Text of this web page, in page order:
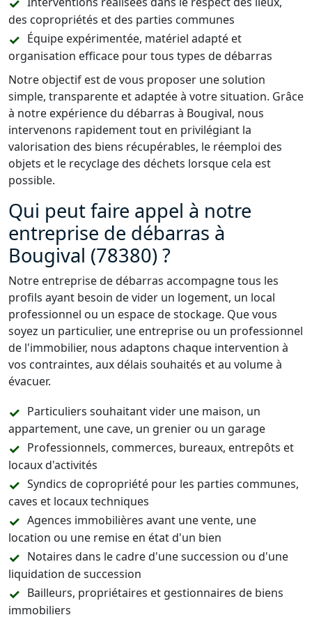
des copropriétés et des parties communes
Équipe expérimentée, matériel adapté et
organisation efficace pour tous types de débarras
Notre objectif est de vous proposer une solution
simple, transparente et adaptée à votre situation. Grâce
à notre expérience du débarras à Bougival, nous
intervenons rapidement tout en privilégiant la
valorisation des biens récupérables, le réemploi des
objets et le recyclage des déchets lorsque cela est
possible.
Qui peut faire appel à notre
entreprise de débarras à
Bougival (78380) ?
Notre entreprise de débarras accompagne tous les
profils ayant besoin de vider un logement, un local
professionnel ou un espace de stockage. Que vous
soyez un particulier, une entreprise ou un professionnel
de l'immobilier, nous adaptons chaque intervention à
vos contraintes, aux délais souhaités et au volume à
évacuer.
Particuliers souhaitant vider une maison, un
appartement, une cave, un grenier ou un garage
Professionnels, commerces, bureaux, entrepôts et
locaux d'activités
Syndics de copropriété pour les parties communes,
caves et locaux techniques
Agences immobilières avant une vente, une
location ou une remise en état d'un bien
Notaires dans le cadre d'une succession ou d'une
liquidation de succession
Bailleurs, propriétaires et gestionnaires de biens
immobiliers